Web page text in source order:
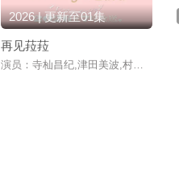
2026 | 更新至01集
再见菈菈
演员：寺杣昌纪,津田美波,村濑步,真